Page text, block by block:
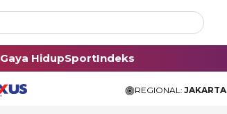
Gaya HidupSportIndeks
REGIONAL: JAKARTA